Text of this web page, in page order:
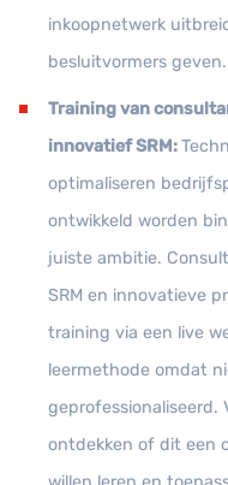
inkoopnetwerk
besluitvormers geven.
Training van
innovatief SRM:
optimaliseren
ontwikkeld worden
juiste ambitie.
SRM en innovatieve
training via een live
leermethode omdat
ontdekken of dit een